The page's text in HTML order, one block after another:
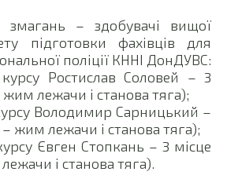
змагань – здобувачі вищої
підготовки фахівців для
поліції КННІ ДонДУВС:
Ростислав Соловей – 3
лежачи і станова тяга);
Володимир Сарницький –
жим лежачи і станова тяга);
Євген Стопкань – 3 місце
і станова тяга).